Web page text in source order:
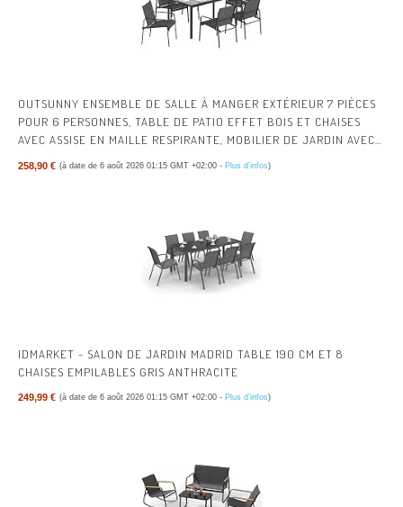
OUTSUNNY ENSEMBLE DE SALLE À MANGER EXTÉRIEUR 7 PIÈCES
POUR 6 PERSONNES, TABLE DE PATIO EFFET BOIS ET CHAISES
AVEC ASSISE EN MAILLE RESPIRANTE, MOBILIER DE JARDIN AVEC
CADRE EN ACIER GALVANISÉ, NOIR
258,90 € (à date de 6 août 2026 01:15 GMT +02:00 - Plus d’infos)
IDMARKET - SALON DE JARDIN MADRID TABLE 190 CM ET 8
CHAISES EMPILABLES GRIS ANTHRACITE
249,99 € (à date de 6 août 2026 01:15 GMT +02:00 - Plus d’infos)